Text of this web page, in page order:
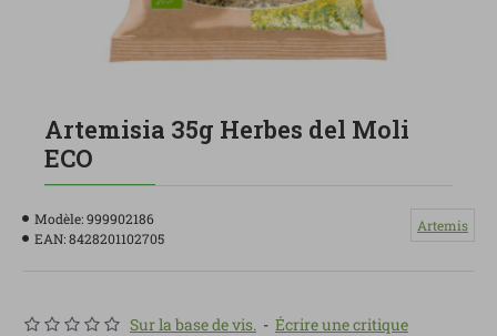
Artemisia 35g Herbes del Moli
ECO
Modèle:999902186
EAN:8428201102705
Artemis
Sur la base de vis. - Écrire une critique